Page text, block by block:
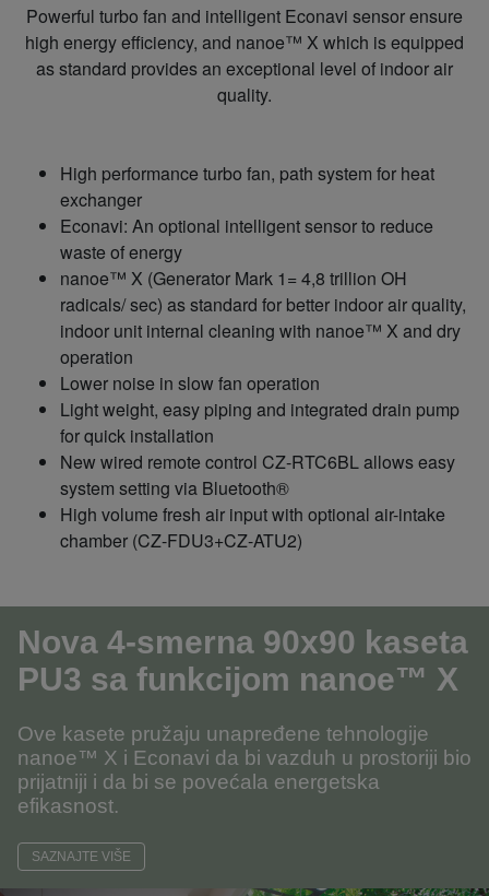
Powerful turbo fan and intelligent Econavi sensor ensure
high energy efficiency, and nanoe™ X which is equipped
as standard provides an exceptional level of indoor air
quality.
High performance turbo fan, path system for heat
exchanger
Econavi: An optional intelligent sensor to reduce
waste of energy
nanoe™ X (Generator Mark 1= 4,8 trillion OH
radicals/ sec) as standard for better indoor air quality,
indoor unit internal cleaning with nanoe™ X and dry
operation
Lower noise in slow fan operation
Light weight, easy piping and integrated drain pump
for quick installation
New wired remote control CZ-RTC6BL allows easy
system setting via Bluetooth®
High volume fresh air input with optional air-intake
chamber (CZ-FDU3+CZ-ATU2)
Nova 4-smerna 90x90 kaseta
PU3 sa funkcijom nanoe™ X
Ove kasete pružaju unapređene tehnologije
nanoe™ X i Econavi da bi vazduh u prostoriji bio
prijatniji i da bi se povećala energetska
efikasnost.
SAZNAJTE VIŠE